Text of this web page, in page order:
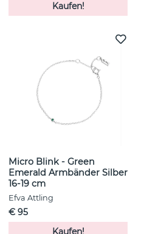
Kaufen!
Micro Blink - Green
Emerald Armbänder Silber
16-19 cm
Efva Attling
€ 95